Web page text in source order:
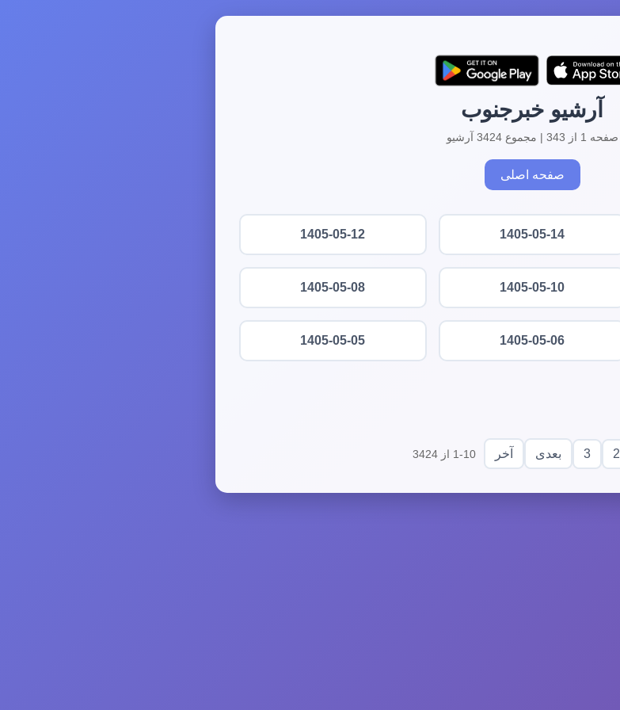
آرشیو خبرجنوب
صفحه 1 از 343 | مجموع 3424 آرشیو
صفحه اصلی
1405-05-14
1405-05-12
1405-05-10
1405-05-08
1405-05-06
1405-05-05
2
3 بعدی آخر 1-10 از 3424